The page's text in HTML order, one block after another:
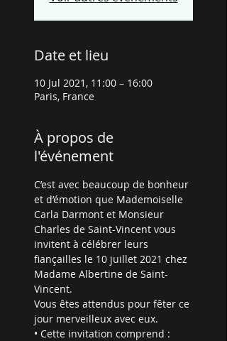
Date et lieu
10 Jul 2021, 11:00 – 16:00
Paris, France
À propos de
l'événement
C’est avec beaucoup de bonheur
et d’émotion que Mademoiselle
Carla Darmont et Monsieur
Charles de Saint-Vincent vous
invitent à célébrer leurs
fiançailles le 10 juillet 2021 chez
Madame Albertine de Saint-
Vincent.
Vous êtes attendus pour fêter ce
jour merveilleux avec eux.
• Cette invitation comprend :